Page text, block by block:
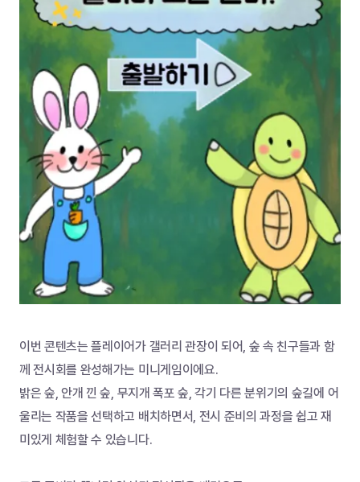
이번 콘텐츠는 플레이어가 갤러리 관장이 되어, 숲 속 친구들과 함
께 전시회를 완성해가는 미니게임이에요.
밝은 숲, 안개 낀 숲, 무지개 폭포 숲, 각기 다른 분위기의 숲길에 어
울리는 작품을 선택하고 배치하면서, 전시 준비의 과정을 쉽고 재
미있게 체험할 수 있습니다.